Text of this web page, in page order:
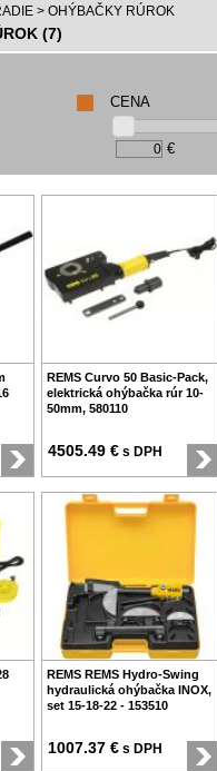
> OHÝBAČKY RÚROK
(7)
CENA
€
REMS Curvo 50 Basic-Pack,
elektrická ohýbačka rúr 10-
50mm, 580110
4505.49 € s DPH
REMS REMS Hydro-Swing
hydraulická ohýbačka INOX,
set 15-18-22 - 153510
1007.37 € s DPH